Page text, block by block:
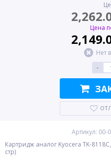
Цена
Нет
-
Артикул: 00-
Картридж аналог Kyocera TK-
стр)